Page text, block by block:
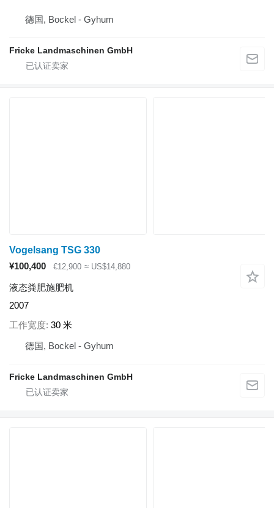
德国, Bockel - Gyhum
Fricke Landmaschinen GmbH
Vogelsang TSG 330
¥100,400
€12,900 ≈ US$14,880
液态粪肥施肥机
2007
工作宽度 30 米
德国, Bockel - Gyhum
Fricke Landmaschinen GmbH